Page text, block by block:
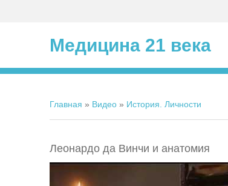
Медицина 21 века
Главная » Видео » История. Личности
Леонардо да Винчи и анатомия